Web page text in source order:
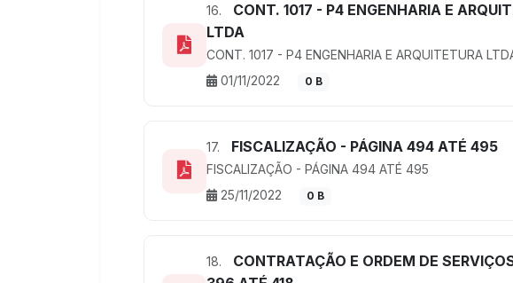
16.
CONT. 1017 - P4 ENGENHARIA E
LTDA
CONT. 1017 - P4 ENGENHARIA E ARQUITETURA
01/11/2022
0 B
17. FISCALIZAÇÃO - PÁGINA 494 ATÉ 495
FISCALIZAÇÃO - PÁGINA 494 ATÉ 495
25/11/2022
0 B
18.
CONTRATAÇÃO E ORDEM DE